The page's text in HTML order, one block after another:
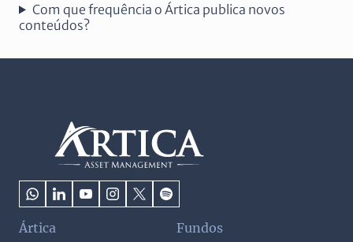
Com que frequência o Ártica publica novos
conteúdos?
Ártica Fundos